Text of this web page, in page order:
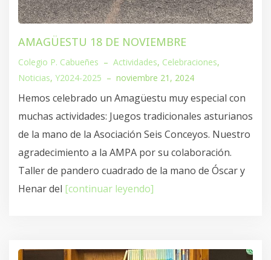
AMAGÜESTU 18 DE NOVIEMBRE
Colegio P. Cabueñes – Actividades, Celebraciones,
Noticias, Y2024-2025 – noviembre 21, 2024
Hemos celebrado un Amagüestu muy especial con
muchas actividades: Juegos tradicionales asturianos
de la mano de la Asociación Seis Conceyos. Nuestro
agradecimiento a la AMPA por su colaboración.
Taller de pandero cuadrado de la mano de Óscar y
Henar del [continuar leyendo]